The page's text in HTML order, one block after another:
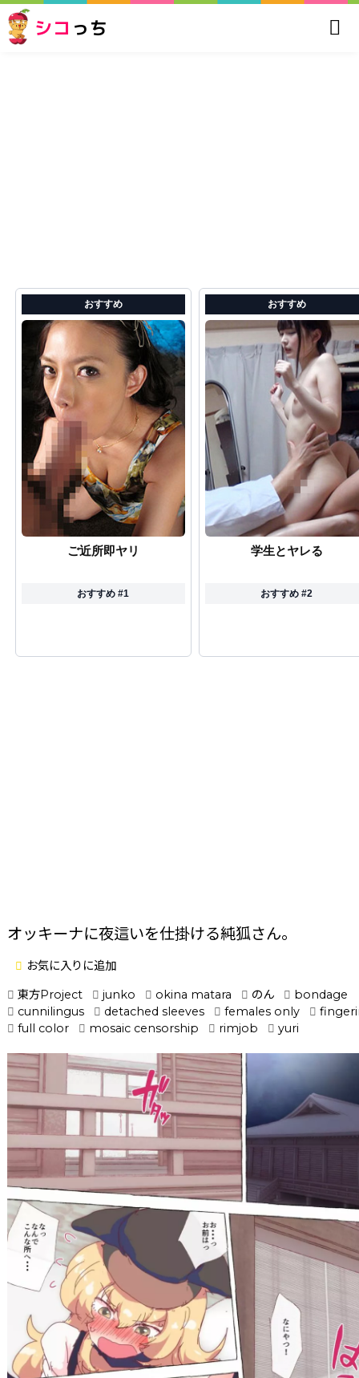
シコ っち
おすすめ
ご近所即ヤリ
おすすめ #1
おすすめ
学生とヤレる
おすすめ #2
オッキーナに夜這いを仕掛ける純狐さん。
お気に入りに追加
東方Project
junko okina matara のん
bondage
cunnilingus
detached sleeves females only
full color
mosaic censorship rimjob yuri